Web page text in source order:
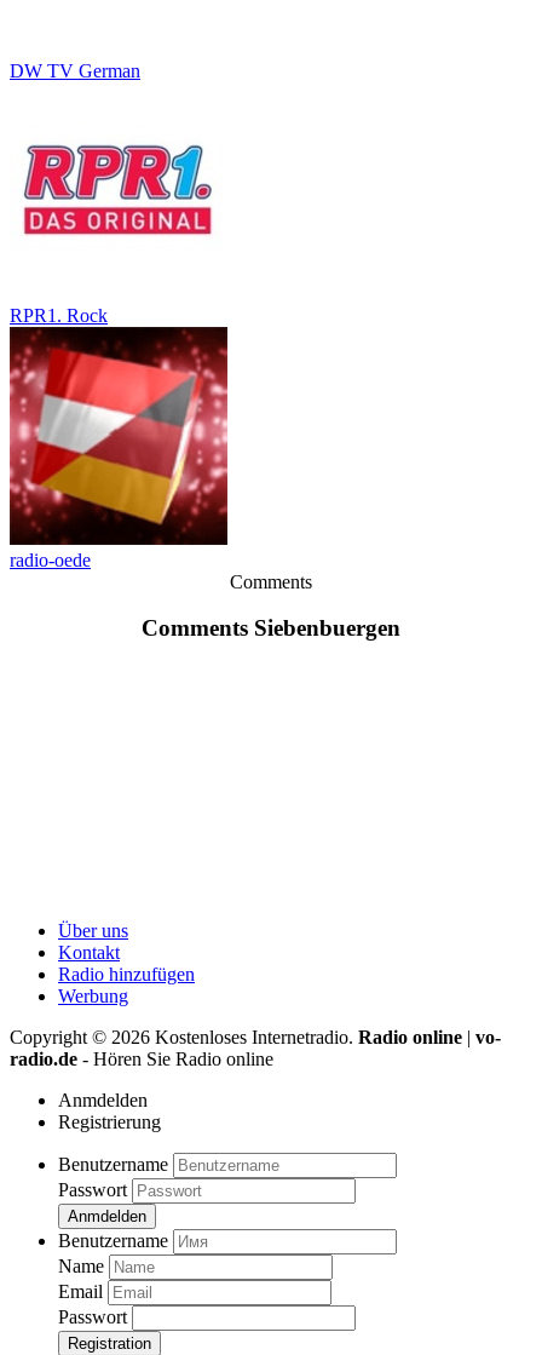
DW TV German
RPR1. Rock
radio-oede
Comments
Comments Siebenbuergen
Über uns
Kontakt
Radio hinzufügen
Werbung
Copyright © 2026 Kostenloses Internetradio. Radio online | vo-
radio.de - Hören Sie Radio online
Anmdelden
Registrierung
Benutzername
Passwort
Anmdelden
Benutzername
Name
Email
Passwort
Registration